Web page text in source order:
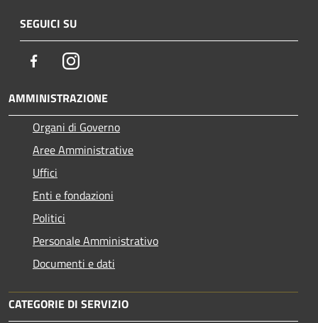
SEGUICI SU
FacebookInstagram
AMMINISTRAZIONE
Organi di Governo
Aree Amministrative
Uffici
Enti e fondazioni
Politici
Personale Amministrativo
Documenti e dati
CATEGORIE DI SERVIZIO